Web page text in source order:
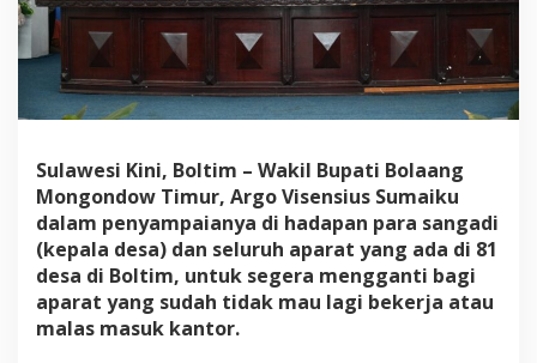
t
s
a
Y
g
M
a
l
a
s
M
Sulawesi Kini, Boltim – Wakil Bupati Bolaang
Mongondow Timur, Argo Visensius Sumaiku
dalam penyampaianya di hadapan para sangadi
(kepala desa) dan seluruh aparat yang ada di 81
desa di Boltim, untuk segera mengganti bagi
aparat yang sudah tidak mau lagi bekerja atau
malas masuk kantor.